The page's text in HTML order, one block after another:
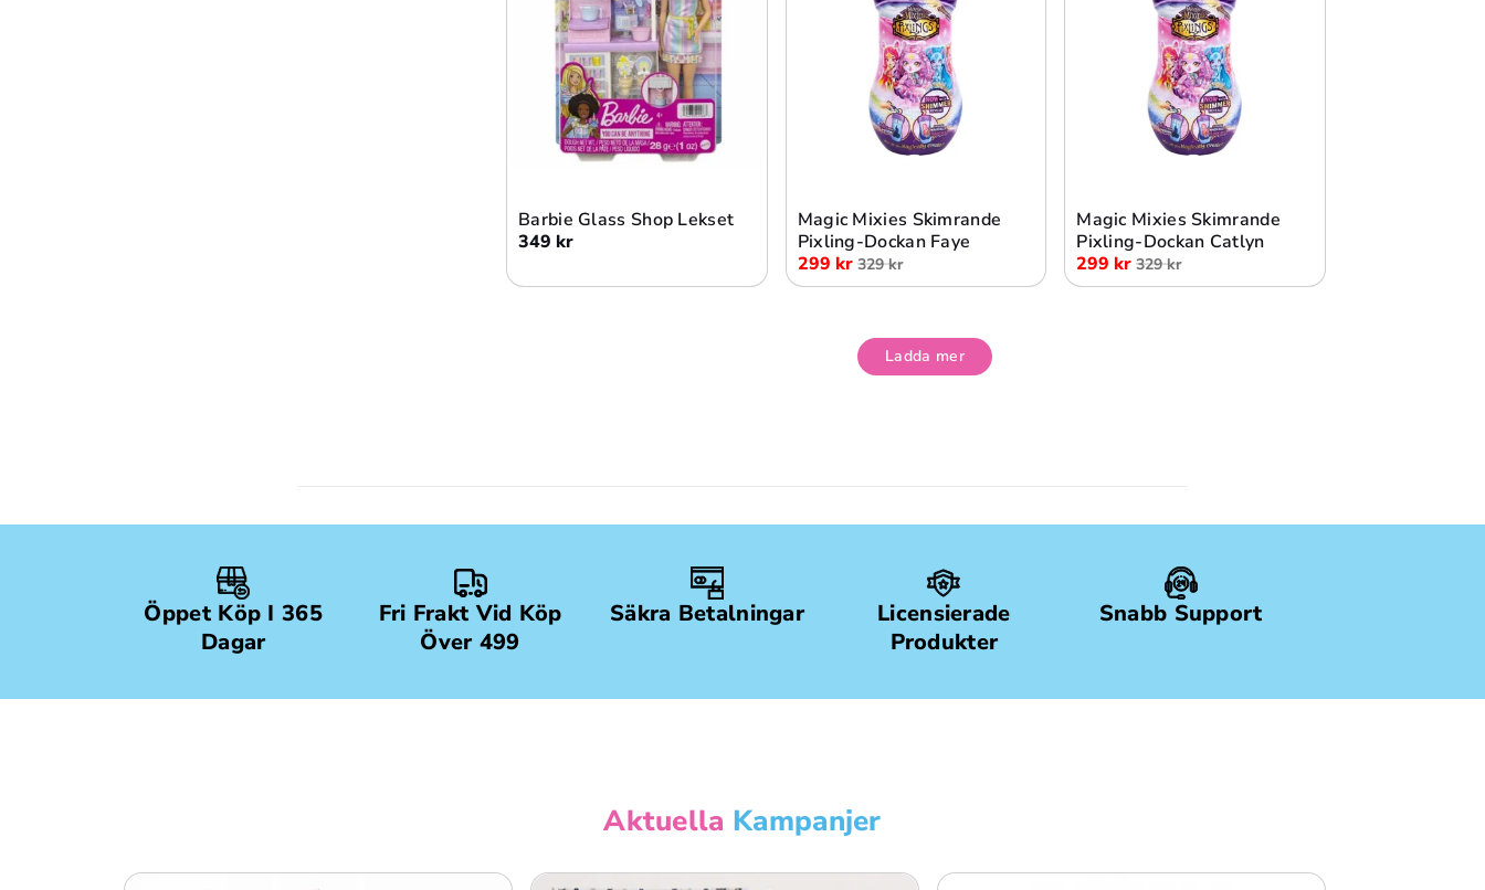
Barbie Glass Shop Lekset
349 kr
Magic Mixies Skimrande
Pixling-Dockan Faye
299 kr 329 kr
Magic Mixies Skimrande
Pixling-Dockan Catlyn
299 kr 329 kr
Ladda mer
Öppet Köp I 365
Dagar
Fri Frakt Vid Köp
Över 499
Säkra Betalningar
Licensierade
Produkter
Snabb Support
Aktuella Kampanjer